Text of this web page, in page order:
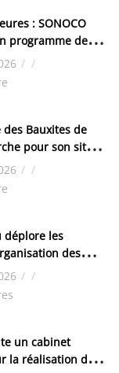
: SONOCO
programme de
Malaisie
/ /
des Bauxites de
pour son site
techniciens
/ /
déplore les
des
: « Si ce sont
trouve tous les
/ /
un cabinet
la réalisation des